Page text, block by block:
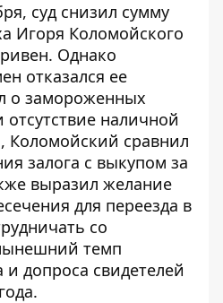
суд снизил сумму
Игоря Коломойского
Однако
отказался ее
о замороженных
отсутствие наличной
Коломойский сравнил
залога с выкупом за
выразил желание
для переезда в
со
темп
и допроса свидетелей